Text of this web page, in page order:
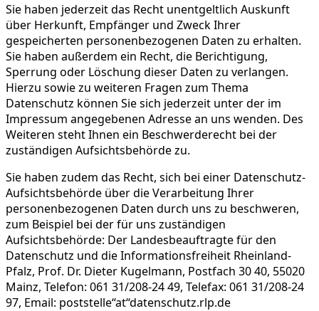
Sie haben jederzeit das Recht unentgeltlich Auskunft
über Herkunft, Empfänger und Zweck Ihrer
gespeicherten personenbezogenen Daten zu erhalten.
Sie haben außerdem ein Recht, die Berichtigung,
Sperrung oder Löschung dieser Daten zu verlangen.
Hierzu sowie zu weiteren Fragen zum Thema
Datenschutz können Sie sich jederzeit unter der im
Impressum angegebenen Adresse an uns wenden. Des
Weiteren steht Ihnen ein Beschwerderecht bei der
zuständigen Aufsichtsbehörde zu.
Sie haben zudem das Recht, sich bei einer Datenschutz-
Aufsichtsbehörde über die Verarbeitung Ihrer
personenbezogenen Daten durch uns zu beschweren,
zum Beispiel bei der für uns zuständigen
Aufsichtsbehörde: Der Landesbeauftragte für den
Datenschutz und die Informationsfreiheit Rheinland-
Pfalz, Prof. Dr. Dieter Kugelmann, Postfach 30 40, 55020
Mainz, Telefon: 061 31/208-24 49, Telefax: 061 31/208-24
97, Email: poststelle“at“datenschutz.rlp.de